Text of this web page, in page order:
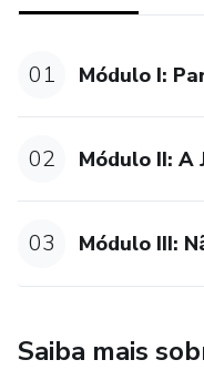
01 Módulo I:
02 Módulo II: A
03 Módulo III:
Saiba mais